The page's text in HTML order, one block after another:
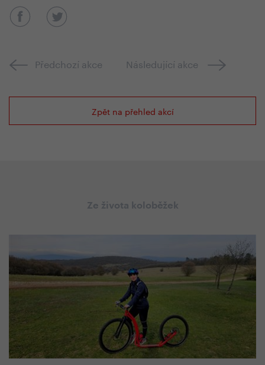
Předchozí akce Následující akce
Zpět na přehled akcí
Ze života koloběžek